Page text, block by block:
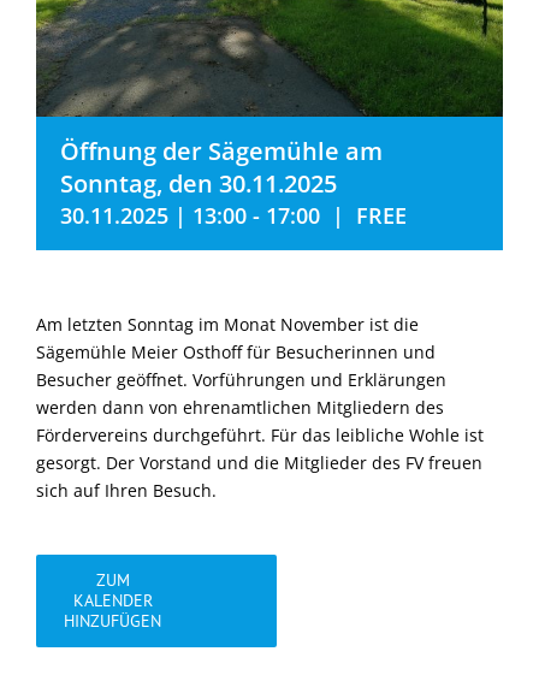
Öffnung der Sägemühle am
Sonntag, den 30.11.2025
30.11.2025 | 13:00 - 17:00 | FREE
Am letzten Sonntag im Monat November ist die
Sägemühle Meier Osthoff für Besucherinnen und
Besucher geöffnet. Vorführungen und Erklärungen
werden dann von ehrenamtlichen Mitgliedern des
Fördervereins durchgeführt. Für das leibliche Wohle ist
gesorgt. Der Vorstand und die Mitglieder des FV freuen
sich auf Ihren Besuch.
ZUM
KALENDER
HINZUFÜGEN